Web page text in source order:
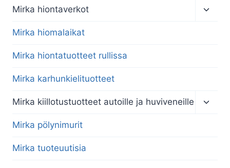
menu
Mirka hiontaverkot
Mirka hiomalaikat
Mirka hiontatuotteet rullissa
Mirka karhunkielituotteet
Mirka kiillotustuotteet autoille ja huviveneille
Mirka pölynimurit
Mirka tuoteuutisia